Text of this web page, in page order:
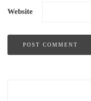
Website